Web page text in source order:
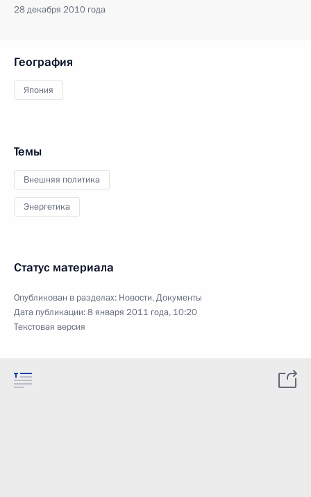
28 декабря 2010 года
География
Япония
Темы
Внешняя политика
Энергетика
Статус материала
Опубликован в разделах: Новости,Документы
Дата публикации:8 января 2011 года, 10:20
Текстовая версия